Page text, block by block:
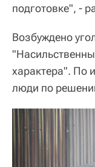
подготовке", -
Возбуждено
характера". По
люди по